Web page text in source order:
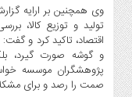
وی همچنین بر ارایه
تولید و توزیع کالا،
اقتصاد، تاکید کرد و
و گوشه صورت گیرد،
پژوهشگران موسسه
صمت را رصد و برای